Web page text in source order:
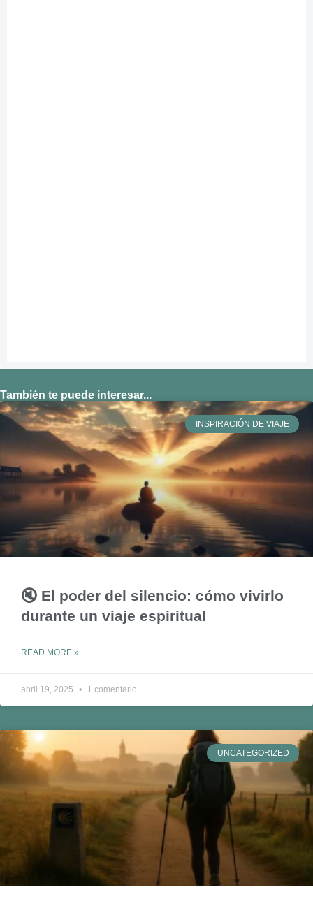
También te puede interesar...
INSPIRACIÓN DE VIAJE
🔇 El poder del silencio: cómo vivirlo
durante un viaje espiritual
READ MORE »
abril 19, 2025 1 comentario
UNCATEGORIZED